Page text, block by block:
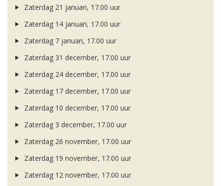
Zaterdag 21 januari, 17.00 uur
Zaterdag 14 januari, 17.00 uur
Zaterdag 7 januari, 17.00 uur
Zaterdag 31 december, 17.00 uur
Zaterdag 24 december, 17.00 uur
Zaterdag 17 december, 17.00 uur
Zaterdag 10 december, 17.00 uur
Zaterdag 3 december, 17.00 uur
Zaterdag 26 november, 17.00 uur
Zaterdag 19 november, 17.00 uur
Zaterdag 12 november, 17.00 uur